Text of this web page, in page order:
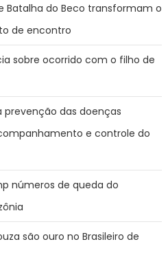
Batalha do Beco transformam o
de encontro
sobre ocorrido com o filho de
das doenças
e controle do
números de queda do
são ouro no Brasileiro de